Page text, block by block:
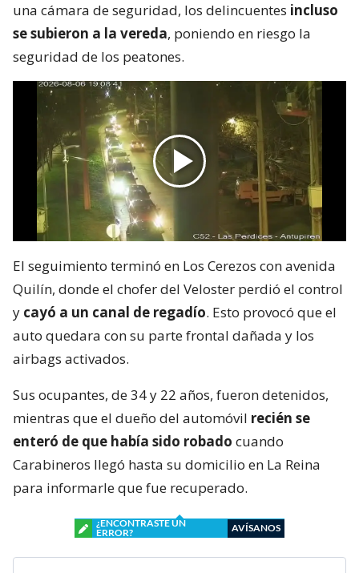
una cámara de seguridad, los delincuentes incluso
se subieron a la vereda, poniendo en riesgo la
seguridad de los peatones.
El seguimiento terminó en Los Cerezos con avenida
Quilín, donde el chofer del Veloster perdió el control
y cayó a un canal de regadío. Esto provocó que el
auto quedara con su parte frontal dañada y los
airbags activados.
Sus ocupantes, de 34 y 22 años, fueron detenidos,
mientras que el dueño del automóvil recién se
enteró de que había sido robado cuando
Carabineros llegó hasta su domicilio en La Reina
para informarle que fue recuperado.
¿ENCONTRASTE UN
ERROR?
AVÍSANOS